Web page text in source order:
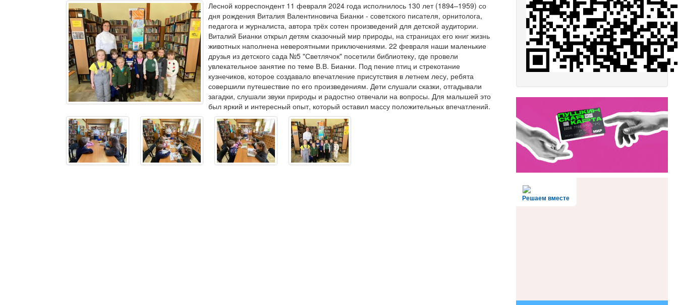
Лесной корреспондент 11 февраля 2024 года исполнилось 130 лет (1894–1959) со
дня рождения Виталия Валентиновича Бианки - советского писателя, орнитолога,
педагога и журналиста, автора трёх сотен произведений для детской аудитории.
Виталий Бианки открыл детям сказочный мир природы, на страницах его книг жизнь
животных наполнена невероятными приключениями. 22 февраля наши маленькие
друзья из детского сада №5 "Светлячок" посетили библиотеку, где провели
увлекательное занятие по теме В.В. Бианки. Под пение птиц и стрекотание
кузнечиков, которое создавало впечатление присутствия в летнем лесу, ребята
совершили путешествие по его произведениям. Дети слушали сказки, отгадывали
загадки, слушали звуки природы и радостно отвечали на вопросы. Для малышей это
был яркий и интересный опыт, который оставил массу положительных впечатлений.
Решаем вместе